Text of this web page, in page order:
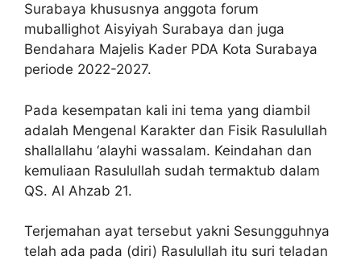
Surabaya khususnya anggota forum
muballighot Aisyiyah Surabaya dan juga
Bendahara Majelis Kader PDA Kota Surabaya
periode 2022-2027.
Pada kesempatan kali ini tema yang diambil
adalah Mengenal Karakter dan Fisik Rasulullah
shallallahu ‘alayhi wassalam. Keindahan dan
kemuliaan Rasulullah sudah termaktub dalam
QS. Al Ahzab 21.
Terjemahan ayat tersebut yakni Sesungguhnya
telah ada pada (diri) Rasulullah itu suri teladan